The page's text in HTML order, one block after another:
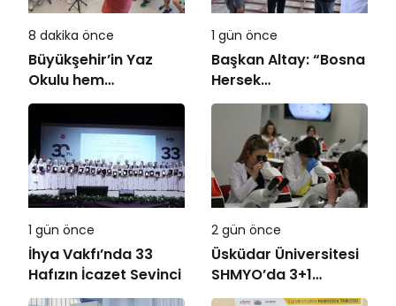
8 dakika önce
Büyükşehir’in Yaz
Okulu hem
eğlendiriyor hem
öğretiyor
1 gün önce
Başkan Altay: “Bosna
Hersek
Mahallesi’ndeki
Gençlerimiz İçin Lise
Medeniyet Akademisi
İnşa Ediyoruz”
1 gün önce
İhya Vakfı’nda 33
Hafızın İcazet Sevinci
2 gün önce
Üsküdar Üniversitesi
SHMYO’da 3+1
dönemi başlıyor!